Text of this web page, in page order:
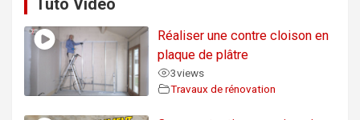
Tuto Vidéo
Réaliser une contre cloison en
plaque de plâtre
3views
Travaux de rénovation